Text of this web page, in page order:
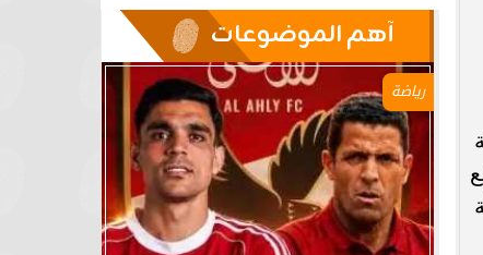
آهم الموضوعات
رياضة